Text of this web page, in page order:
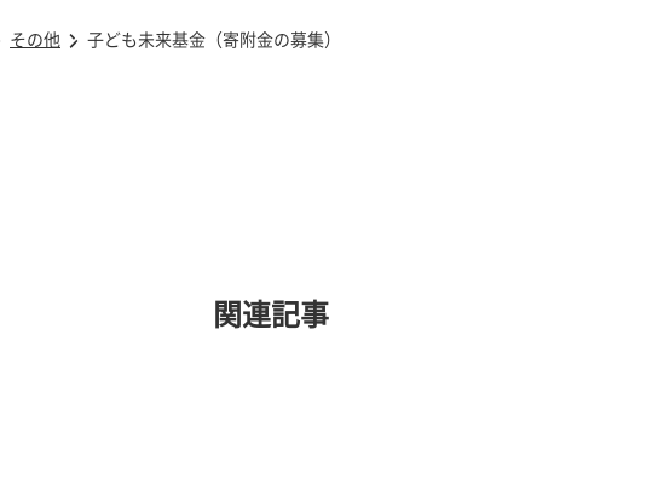
その他 子ども未来基金（寄附金の募集）
関連記事